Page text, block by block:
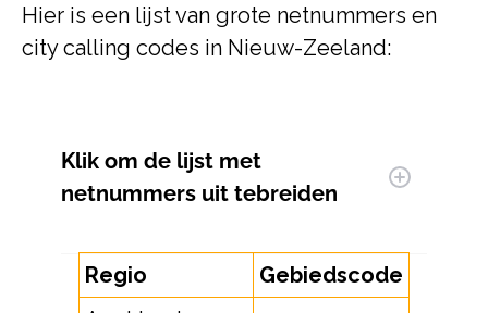
Hier is een lijst van grote netnummers en
city calling codes in Nieuw-Zeeland:
Klik om de lijst met
netnummers uit tebreiden
Regio
Gebiedscode